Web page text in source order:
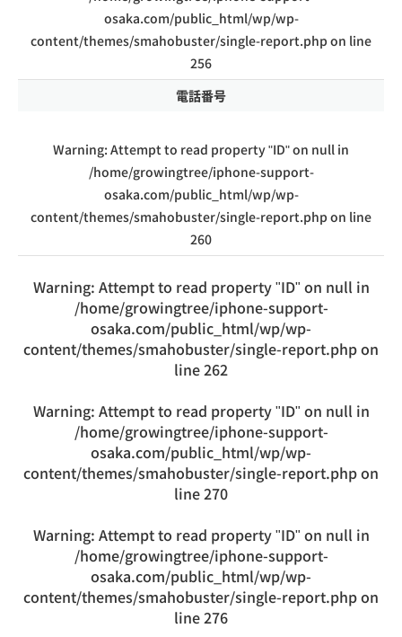
osaka.com/public_html/wp/wp-
content/themes/smahobuster/single-report.php on line
256
電話番号
Warning: Attempt to read property "ID" on null in
/home/growingtree/iphone-support-
osaka.com/public_html/wp/wp-
content/themes/smahobuster/single-report.php on line
260
Warning: Attempt to read property "ID" on null in
/home/growingtree/iphone-support-
osaka.com/public_html/wp/wp-
content/themes/smahobuster/single-report.phpon
line262
Warning: Attempt to read property "ID" on null in
/home/growingtree/iphone-support-
osaka.com/public_html/wp/wp-
content/themes/smahobuster/single-report.phpon
line270
Warning: Attempt to read property "ID" on null in
/home/growingtree/iphone-support-
osaka.com/public_html/wp/wp-
content/themes/smahobuster/single-report.phpon
line276